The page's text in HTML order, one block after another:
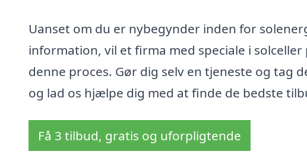
Uanset om du er nybegynder inden for
information, vil et firma med speciale i
denne proces. Gør dig selv en tjeneste og tag
og lad os hjælpe dig med at finde de bedste
Få 3 tilbud, gratis og uforpligtende